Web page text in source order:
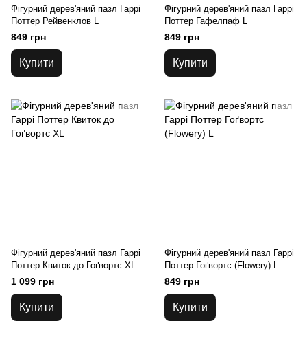
Фігурний дерев'яний пазл Гаррі
Поттер Рейвенклов L
849 грн
Купити
Фігурний дерев'яний пазл Гаррі
Поттер Гафелпаф L
849 грн
Купити
Фігурний дерев'яний пазл Гаррі
Поттер Квиток до Гоґвортс XL
1 099 грн
Купити
Фігурний дерев'яний пазл Гаррі
Поттер Гоґвортс (Flowery) L
849 грн
Купити